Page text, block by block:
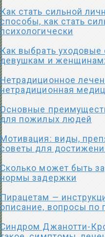
Как стать сильной
способы, как стать
психологически
Как выбрать уходовые
девушкам и
Нетрадиционное
нетрадиционная
Основные
для пожилых людей
Мотивация: виды,
советы для
Сколько может быть
нормы задержки
Пирацетам —
описание, вопросы по
Синдром Джанотти-